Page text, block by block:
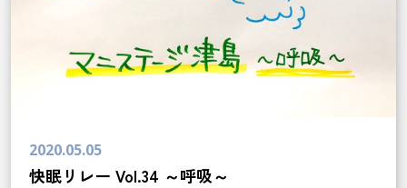
2020.05.05
快眠リレー Vol.34 ～呼吸～